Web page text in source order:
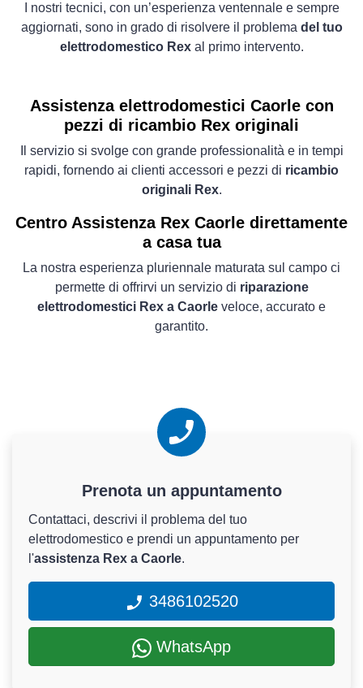
I nostri tecnici, con un’esperienza ventennale e sempre
aggiornati, sono in grado di risolvere il problema del tuo
elettrodomestico Rexal primo intervento.
Assistenza elettrodomestici Caorle con
pezzi di ricambio Rex originali
Il servizio si svolge con grande professionalità e in tempi
rapidi, fornendo ai clienti accessori e pezzi di ricambio
originali Rex.
Centro Assistenza Rex Caorle direttamente
a casa tua
La nostra esperienza pluriennale maturata sul campo ci
permette di offrirvi un servizio di riparazione
elettrodomestici Rex a Caorle veloce, accurato e
garantito.
Prenota un appuntamento
Contattaci, descrivi il problema del tuo
elettrodomestico e prendi un appuntamento per
l'assistenza Rex a Caorle.
3486102520
WhatsApp